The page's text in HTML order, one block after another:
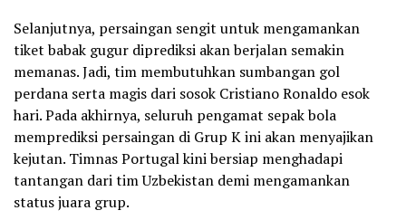
Selanjutnya, persaingan sengit untuk mengamankan
tiket babak gugur diprediksi akan berjalan semakin
memanas. Jadi, tim membutuhkan sumbangan gol
perdana serta magis dari sosok Cristiano Ronaldo esok
hari. Pada akhirnya, seluruh pengamat sepak bola
memprediksi persaingan di Grup K ini akan menyajikan
kejutan. Timnas Portugal kini bersiap menghadapi
tantangan dari tim Uzbekistan demi mengamankan
status juara grup.